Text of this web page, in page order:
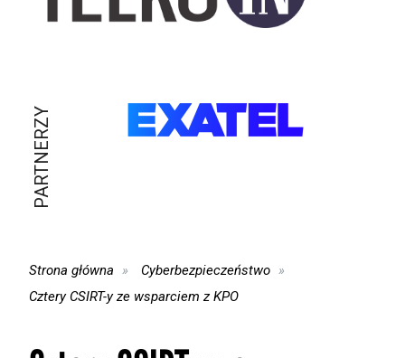
PARTNERZY
Strona główna
Cyberbezpieczeństwo
Cztery CSIRT-y ze wsparciem z KPO